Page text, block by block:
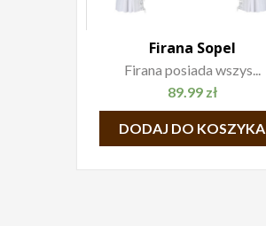
Firana Sopel
Firana posiada wszys...
89.99 zł
DODAJ DO KOSZYKA